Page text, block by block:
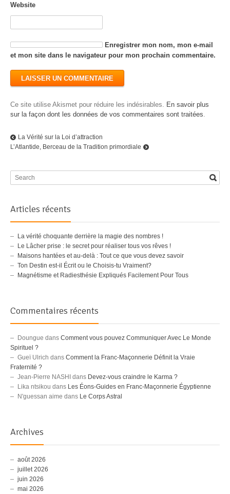
Website
Enregistrer mon nom, mon e-mail
et mon site dans le navigateur pour mon prochain commentaire.
Ce site utilise Akismet pour réduire les indésirables. En savoir plus
sur la façon dont les données de vos commentaires sont traitées.
La Vérité sur la Loi d’attraction
L’Atlantide, Berceau de la Tradition primordiale
Articles récents
La vérité choquante derrière la magie des nombres !
Le Lâcher prise : le secret pour réaliser tous vos rêves !
Maisons hantées et au-delà : Tout ce que vous devez savoir
Ton Destin est-il Écrit ou le Choisis-tu Vraiment?
Magnétisme et Radiesthésie Expliqués Facilement Pour Tous
Commentaires récents
Doungue dans Comment vous pouvez Communiquer Avec Le Monde
Spirituel ?
Gueï Ulrich dans Comment la Franc-Maçonnerie Définit la Vraie
Fraternité ?
Jean-Pierre NASHI dans Devez-vous craindre le Karma ?
Lika ntsikou dans Les Éons-Guides en Franc-Maçonnerie Égyptienne
N'guessan aime dans Le Corps Astral
Archives
août 2026
juillet 2026
juin 2026
mai 2026